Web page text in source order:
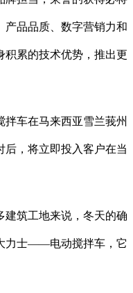
产品品质、数字营销力和
积累的技术优势，推出更
车在马来西亚雪兰莪州
后，将立即投入客户在当
筑工地来说，冬天的确
力士——电动搅拌车，它